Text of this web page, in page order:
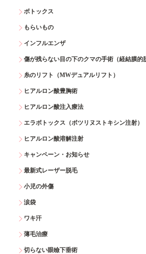
ボトックス
もらいもの
インフルエンザ
傷が残らない目の下のクマの手術（経結膜的
糸のリフト（MWデュアルリフト）
ヒアルロン酸豊胸術
ヒアルロン酸注入療法
エラボトックス（ボツリヌストキシン注射）
ヒアルロン酸溶解注射
キャンペーン・お知らせ
最新式レーザー脱毛
小児の外傷
涙袋
ワキ汗
薄毛治療
切らない眼瞼下垂術